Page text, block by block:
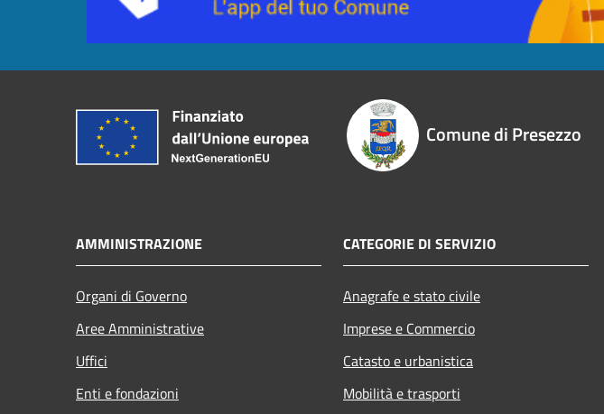
Comune di Presezzo
AMMINISTRAZIONE
Organi di Governo
Aree Amministrative
Uffici
Enti e fondazioni
CATEGORIE DI SERVIZIO
Anagrafe e stato civile
Imprese e Commercio
Catasto e urbanistica
Mobilità e trasporti